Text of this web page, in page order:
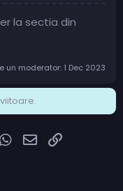
la sectia din
un moderator: 1 Dec 2023
WhatsApp
Email